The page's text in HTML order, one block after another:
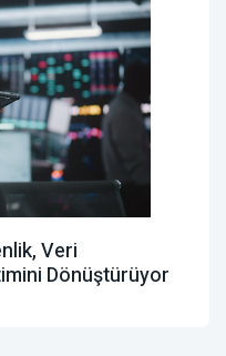
Veri
Dönüştürüyor